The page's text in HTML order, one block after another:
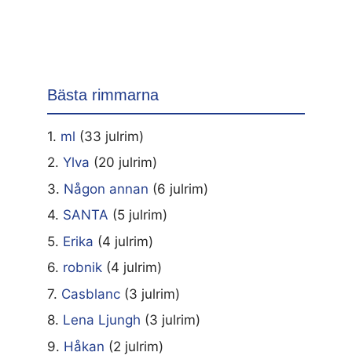
Bästa rimmarna
1. ml (33 julrim)
2. Ylva (20 julrim)
3. Någon annan (6 julrim)
4. SANTA (5 julrim)
5. Erika (4 julrim)
6. robnik (4 julrim)
7. Casblanc (3 julrim)
8. Lena Ljungh (3 julrim)
9. Håkan (2 julrim)